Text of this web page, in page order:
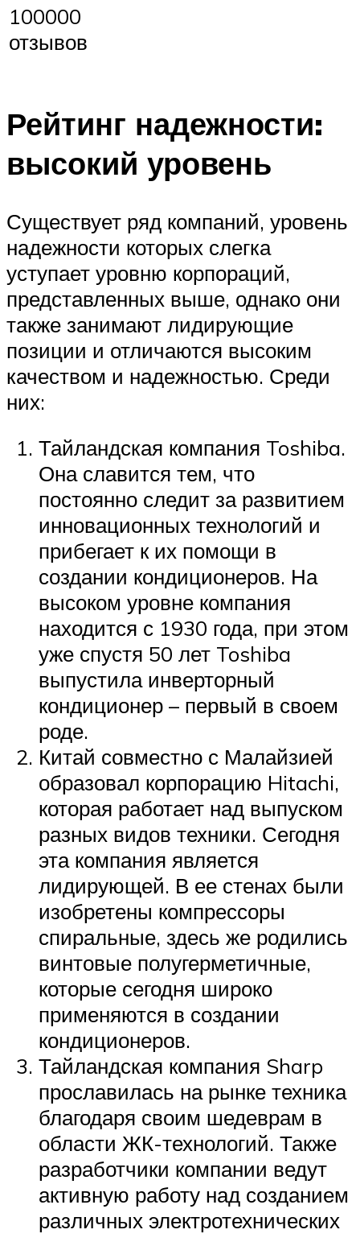
100000
отзывов
Рейтинг надежности:
высокий уровень
Существует ряд компаний, уровень
надежности которых слегка
уступает уровню корпораций,
представленных выше, однако они
также занимают лидирующие
позиции и отличаются высоким
качеством и надежностью. Среди
них:
Тайландская компания Toshiba.
Она славится тем, что
постоянно следит за развитием
инновационных технологий и
прибегает к их помощи в
создании кондиционеров. На
высоком уровне компания
находится с 1930 года, при этом
уже спустя 50 лет Toshiba
выпустила инверторный
кондиционер – первый в своем
роде.
Китай совместно с Малайзией
образовал корпорацию Hitachi,
которая работает над выпуском
разных видов техники. Сегодня
эта компания является
лидирующей. В ее стенах были
изобретены компрессоры
спиральные, здесь же родились
винтовые полугерметичные,
которые сегодня широко
применяются в создании
кондиционеров.
Тайландская компания Sharp
прославилась на рынке техника
благодаря своим шедеврам в
области ЖК-технологий. Также
разработчики компании ведут
активную работу над созданием
различных электротехнических